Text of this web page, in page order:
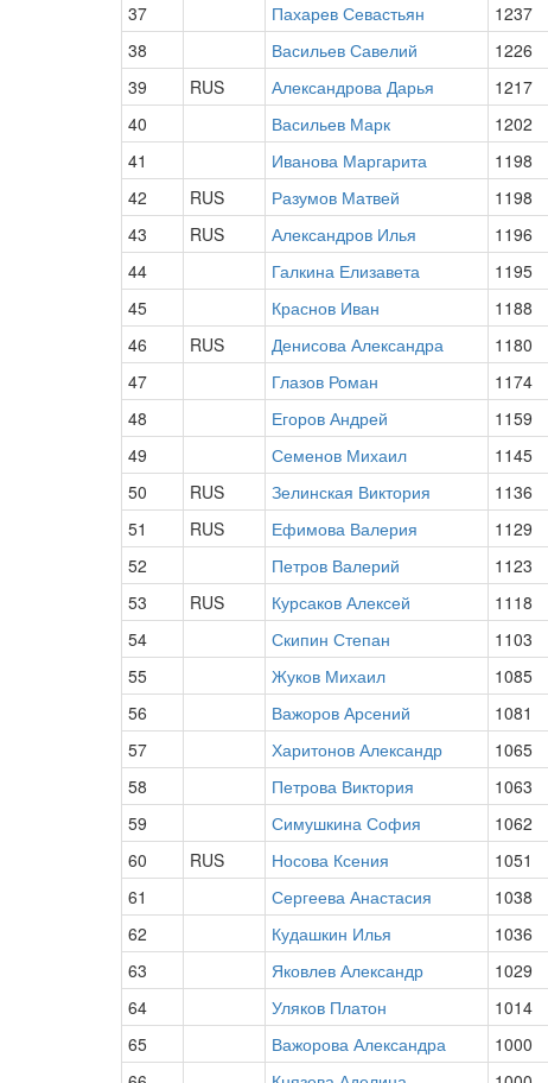
37
Пахарев Севастьян 1237
38
Васильев Савелий 1226
39
RUS Александрова Дарья 1217
40
Васильев Марк 1202
41
Иванова Маргарита 1198
42
RUS Разумов Матвей 1198
43
RUS Александров Илья 1196
44
Галкина Елизавета 1195
45
Краснов Иван 1188
46
RUS Денисова Александра 1180
47
Глазов Роман 1174
48
Егоров Андрей 1159
49
Семенов Михаил 1145
50
RUS Зелинская Виктория 1136
51
RUS Ефимова Валерия 1129
52
Петров Валерий 1123
53
RUS Курсаков Алексей 1118
54
Скипин Степан 1103
55
Жуков Михаил 1085
56
Важоров Арсений 1081
57
Харитонов Александр 1065
58
Петрова Виктория 1063
59
Симушкина София 1062
60
RUS Носова Ксения 1051
61
Сергеева Анастасия 1038
62
Кудашкин Илья 1036
63
Яковлев Александр 1029
64
Уляков Платон 1014
65
Важорова Александра 1000